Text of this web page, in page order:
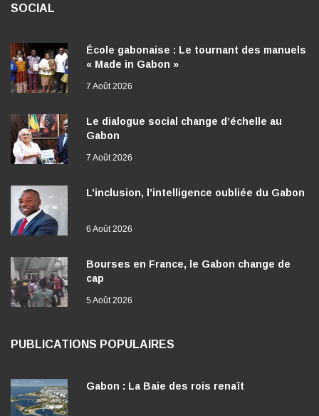
SOCIAL
École gabonaise : Le tournant des manuels
« Made in Gabon »
7 Août 2026
Le dialogue social change d’échelle au
Gabon
7 Août 2026
L’inclusion, l’intelligence oubliée du Gabon
6 Août 2026
Bourses en France, le Gabon change de
cap
5 Août 2026
PUBLICATIONS POPULAIRES
Gabon : La Baie des rois renaît